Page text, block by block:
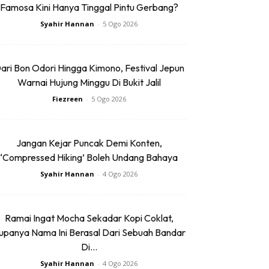
Famosa Kini Hanya Tinggal Pintu Gerbang?
Syahir Hannan - 5 Ogo 2026
Bon Odori Hingga Kimono, Festival Jepun
Warnai Hujung Minggu Di Bukit Jalil
Fiezreen - 5 Ogo 2026
Jangan Kejar Puncak Demi Konten,
‘Compressed Hiking’ Boleh Undang Bahaya
Syahir Hannan - 4 Ogo 2026
Ramai Ingat Mocha Sekadar Kopi Coklat,
Nama Ini Berasal Dari Sebuah Bandar
Di...
Syahir Hannan - 4 Ogo 2026